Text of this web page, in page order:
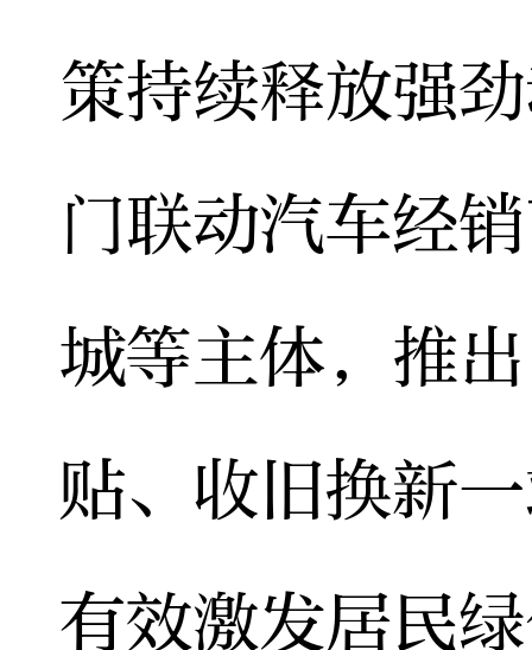
策持续释放强
门联动汽车经
城等主体，推
贴、收旧换新
有效激发居民